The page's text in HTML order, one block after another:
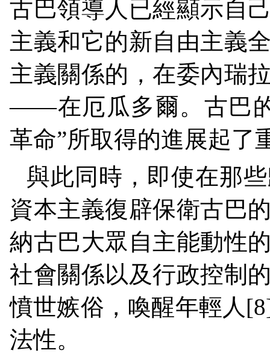
古巴領導人已經顯示自
主義和它的新自由主義
主義關係的，在委內瑞
——在厄瓜多爾。古巴
革命”所取得的進展起了
與此同時，即使在那
資本主義復辟保衛古巴
納古巴大眾自主能動性
社會關係以及行政控制
憤世嫉俗，喚醒年輕人
法性。